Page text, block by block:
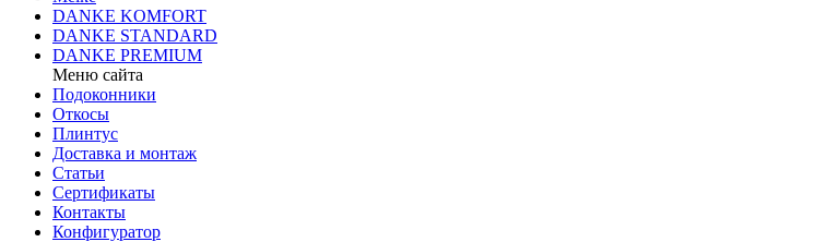
DANKE KOMFORT
DANKE STANDARD
DANKE PREMIUM
Меню сайта
Подоконники
Откосы
Плинтус
Доставка и монтаж
Статьи
Сертификаты
Контакты
Конфигуратор